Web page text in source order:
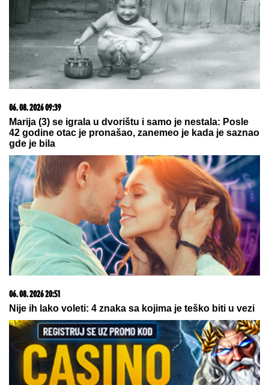
06. 08. 2026 09:39
Marija (3) se igrala u dvorištu i samo je nestala: Posle
42 godine otac je pronašao, zanemeo je kada je saznao
gde je bila
06. 08. 2026 20:51
Nije ih lako voleti: 4 znaka sa kojima je teško biti u vezi